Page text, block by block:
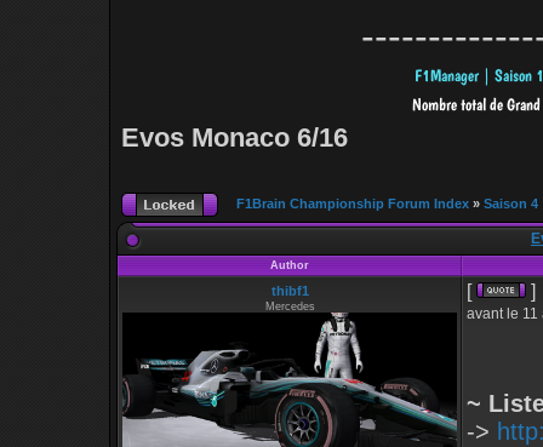
Evos Monaco 6/16
F1Brain Championship Forum Index » Saison 4
Author
thibf1
Mercedes
[ ]
avant le 11
~
->